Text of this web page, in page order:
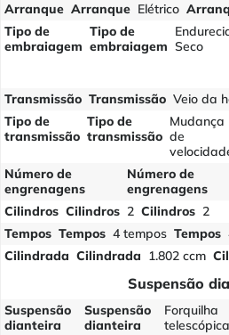
Arranque Arranque Elétrico
Tipo de
embraiagem
Tipo de
embraiagem Seco
Transmissão Transmissão Veio da
Tipo de
transmissão
Tipo de
transmissão
Mudança
de
Número de
engrenagens
Número de
engrenagens
Cilindros Cilindros 2 Cilindros 2
Tempos Tempos 4 tempos Tempos
Cilindrada Cilindrada 1.802 ccm
Suspensão
Suspensão
dianteira
Suspensão
dianteira
Forquilha
telescópica